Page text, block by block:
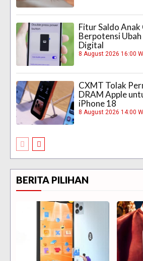
Fitur Saldo
Berpotensi
Digital
8 August 2026 16:00
CXMT Tolak
DRAM Apple
iPhone 18
8 August 2026 14:00
BERITA PILIHAN